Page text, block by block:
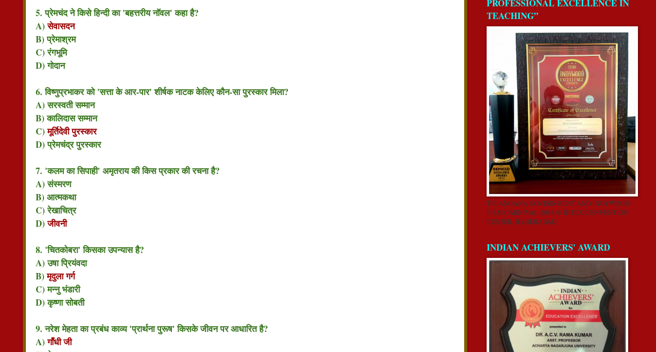
5. प्रेमचंद ने किसे हिन्दी का 'बहत्तरीय नॉवल' कहा है?
A)सेवासदन
B) प्रेमाश्रम
C) रंगभूमि
D) गोदान
6. विष्णुप्रभाकर को 'सत्ता के आर-पार' शीर्षक नाटक केलिए कौन-सा पुरस्कार मिला?
A) सरस्वती सम्मान
B) कालिदास सम्मान
C)मूर्तिदेवी पुरस्कार
D) प्रेमचंद्र पुरस्कार
7. 'कलम का सिपाही' अमृतराय की किस प्रकार की रचना है?
A) संस्मरण
B) आत्मकथा
C) रेखाचित्र
D)जीवनी
8. 'चितकोबरा' किसका उपन्यास है?
A) उषा प्रियंवदा
B)मृदुला गर्ग
C) मन्नु भंडारी
D) कृष्णा सोबती
9. नरेश मेहता का प्रबंध काव्य 'प्रार्थना पुरूष' किसके जीवन पर आधारित है?
A)गाँधी जी
PROFESSIONAL EXCELLENCE IN
TEACHING”
TELANGANA GOVERNMENT AND INDYWOOD
FILM CARNIVAL-2018 @ HITEX CONVENTION
CENTER, HYDERABAD
INDIAN ACHIEVERS' AWARD